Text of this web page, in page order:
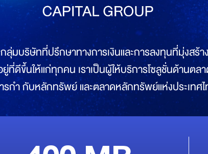
บริษัทที่ปรึกษาทางการเงินและการลงทุนที่มุ่งสร้า
ที่ดีขึ้นให้แก่ทุกคน เราเป็นผู้ให้บริการโซลูชั่นด้านต
กำ กับหลักทรัพย์ และตลาดหลักทรัพย์แห่งประเทศ